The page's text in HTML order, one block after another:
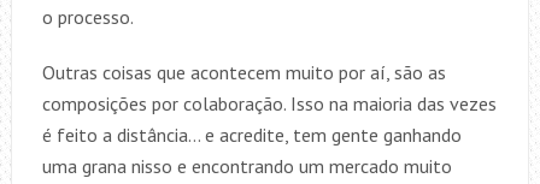
o processo.
Outras coisas que acontecem muito por aí, são as
composições por colaboração. Isso na maioria das vezes
é feito a distância… e acredite, tem gente ganhando
uma grana nisso e encontrando um mercado muito